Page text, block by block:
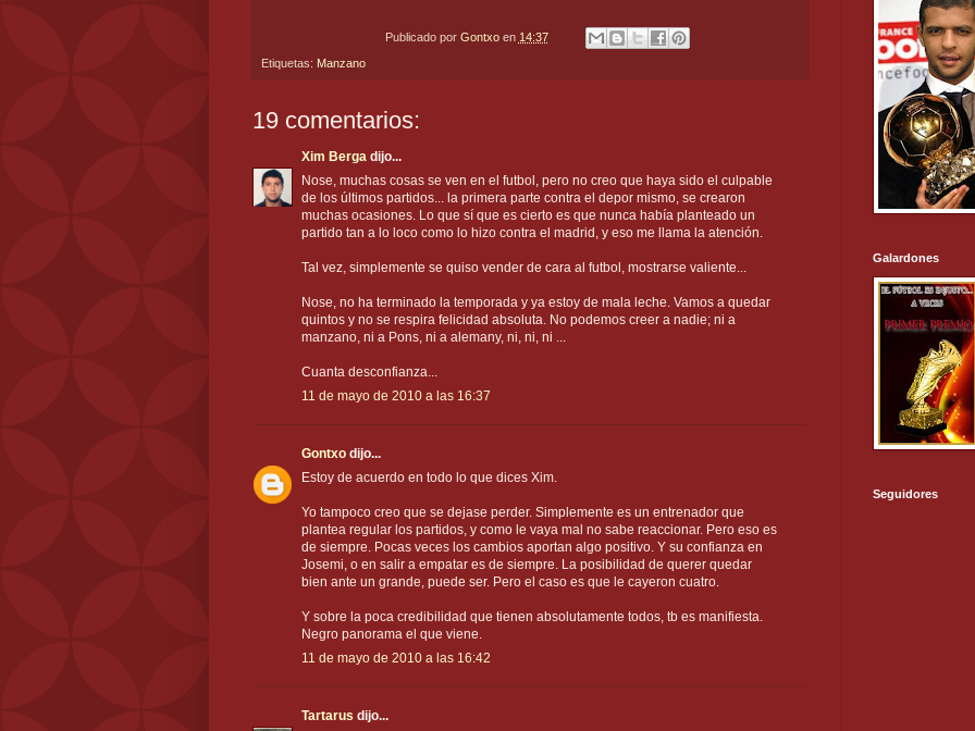
Publicado por Gontxo en 14:37
Etiquetas: Manzano
19 comentarios:
Xim Berga dijo...
Nose, muchas cosas se ven en el futbol, pero no creo que haya sido el culpable
de los últimos partidos... la primera parte contra el depor mismo, se crearon
muchas ocasiones. Lo que sí que es cierto es que nunca había planteado un
partido tan a lo loco como lo hizo contra el madrid, y eso me llama la atención.
Tal vez, simplemente se quiso vender de cara al futbol, mostrarse valiente...
Nose, no ha terminado la temporada y ya estoy de mala leche. Vamos a quedar
quintos y no se respira felicidad absoluta. No podemos creer a nadie; ni a
manzano, ni a Pons, ni a alemany, ni, ni, ni ...
Cuanta desconfianza...
11 de mayo de 2010 a las 16:37
Gontxo dijo...
Estoy de acuerdo en todo lo que dices Xim.
Yo tampoco creo que se dejase perder. Simplemente es un entrenador que
plantea regular los partidos, y como le vaya mal no sabe reaccionar. Pero eso es
de siempre. Pocas veces los cambios aportan algo positivo. Y su confianza en
Josemi, o en salir a empatar es de siempre. La posibilidad de querer quedar
bien ante un grande, puede ser. Pero el caso es que le cayeron cuatro.
Y sobre la poca credibilidad que tienen absolutamente todos, tb es manifiesta.
Negro panorama el que viene.
11 de mayo de 2010 a las 16:42
Tartarus dijo...
Galardones
Seguidores